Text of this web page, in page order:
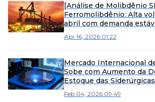
[Análise de Molibdênio
Ferromolibdênio: Alta
abril com demanda
Apr 16, 2026 01:22
Mercado Internacional
Sobe com Aumento da
Estoque das
Diária de Molibdênio da
Feb 04, 2026 09:49